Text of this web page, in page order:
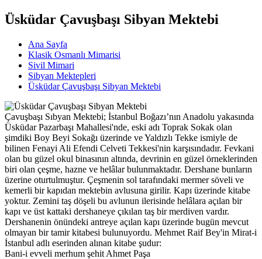
Üsküdar Çavuşbaşı Sibyan Mektebi
Ana Sayfa
Klasik Osmanlı Mimarisi
Sivil Mimari
Sibyan Mektepleri
Üsküdar Çavuşbaşı Sibyan Mektebi
Çavuşbaşı Sıbyan Mektebi; İstanbul Boğazı’nın Anadolu yakasında
Üsküdar Pazarbaşı Mahallesi'nde, eski adı Toprak Sokak olan
şimdiki Boy Beyi Sokağı üzerinde ve Yaldızlı Tekke ismiyle de
bilinen Fenayi Ali Efendi Celveti Tekkesi'nin karşısındadır. Fevkani
olan bu güzel okul binasının altında, devrinin en güzel örneklerinden
biri olan çeşme, hazne ve helâlar bulunmaktadır. Dershane bunların
üzerine oturtulmuştur. Çeşmenin sol tarafındaki mermer söveli ve
kemerli bir kapıdan mektebin avlusuna girilir. Kapı üzerinde kitabe
yoktur. Zemini taş döşeli bu avlunun ilerisinde helâlara açılan bir
kapı ve üst kattaki dershaneye çıkılan taş bir merdiven vardır.
Dershanenin önündeki antreye açılan kapı üzerinde bugün mevcut
olmayan bir tamir kitabesi bulunuyordu. Mehmet Raif Bey'in Mirat-i
İstanbul adlı eserinden alınan kitabe şudur:
Bani-i evveli merhum şehit Ahmet Paşa